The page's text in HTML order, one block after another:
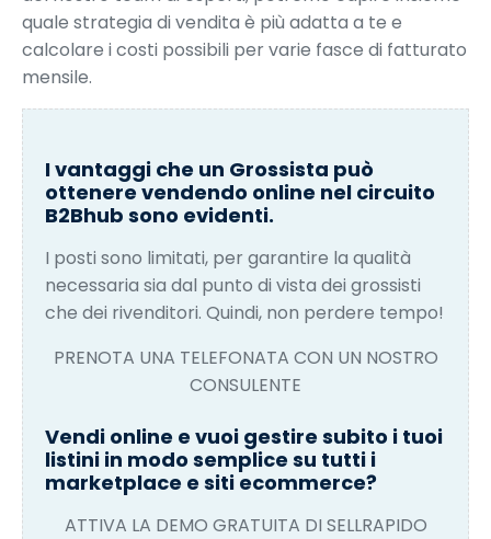
quale strategia di vendita è più adatta a te e
calcolare i costi possibili per varie fasce di fatturato
mensile.
I vantaggi che un Grossista può
ottenere vendendo online nel circuito
B2Bhub sono evidenti.
I posti sono limitati, per garantire la qualità
necessaria sia dal punto di vista dei grossisti
che dei rivenditori. Quindi, non perdere tempo!
PRENOTA UNA TELEFONATA CON UN NOSTRO
CONSULENTE
Vendi online e vuoi gestire subito i tuoi
listini in modo semplice su tutti i
marketplace e siti ecommerce?
ATTIVA LA DEMO GRATUITA DI SELLRAPIDO